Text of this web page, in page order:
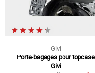
Givi
Porte-bagages pour topcase
Givi